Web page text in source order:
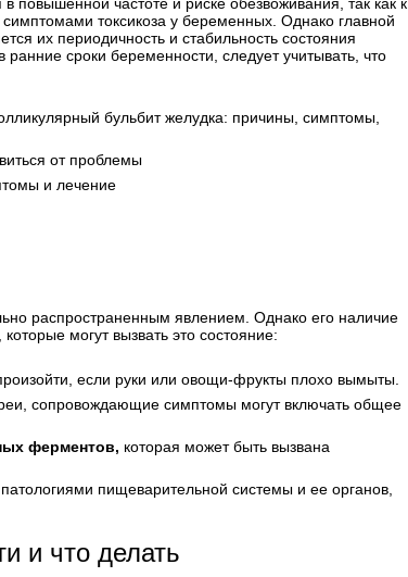
токсикоза у беременных. Однако главной
их периодичность и стабильность состояния
сроки беременности, следует учитывать, что
бульбит желудка: причины, симптомы,
от проблемы
и лечение
распространенным явлением. Однако его наличие
могут вызвать это состояние:
если руки или овощи-фрукты плохо вымыты.
сопровождающие симптомы могут включать общее
ферментов, которая может быть вызвана
пищеварительной системы и ее органов,
и что делать